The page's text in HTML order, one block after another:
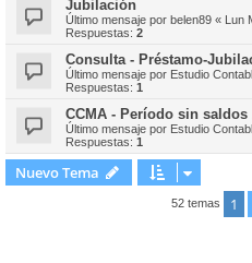
Jubilación
Último mensaje por belen89 « Lun
Respuestas: 2
Consulta - Préstamo-
Último mensaje por Estudio
Respuestas: 1
CCMA - Período sin
Último mensaje por Estudio
Respuestas: 1
Nuevo Tema
52 temas 1